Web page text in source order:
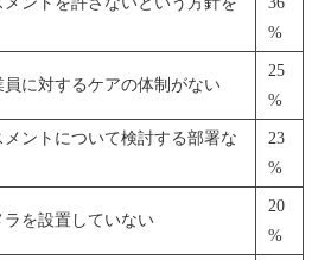
%
に対するケアの体制がない
25
%
ントについて検討する部署な
23
%
ラを設置していない
20
%